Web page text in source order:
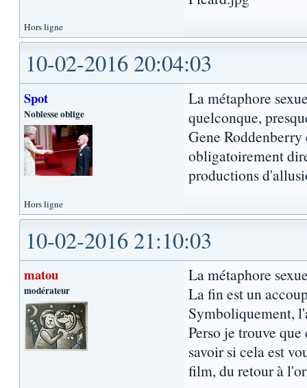
Hors ligne
10-02-2016 20:04:03
Spot
Noblesse oblige
La métaphore
quelconque,
Gene Roddenberry
obligatoirement
productions
Hors ligne
10-02-2016 21:10:03
matou
modérateur
La métaphore
La fin est un
Symboliquement,
Perso je trouve
savoir si cela est
film, du retour à